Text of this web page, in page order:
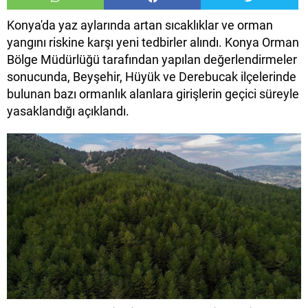
Konya'da yaz aylarında artan sıcaklıklar ve orman
yangını riskine karşı yeni tedbirler alındı. Konya Orman
Bölge Müdürlüğü tarafından yapılan değerlendirmeler
sonucunda, Beyşehir, Hüyük ve Derebucak ilçelerinde
bulunan bazı ormanlık alanlara girişlerin geçici süreyle
yasaklandığı açıklandı.